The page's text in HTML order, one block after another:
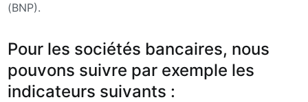
(BNP).
Pour les sociétés bancaires, nous
pouvons suivre par exemple les
indicateurs suivants :